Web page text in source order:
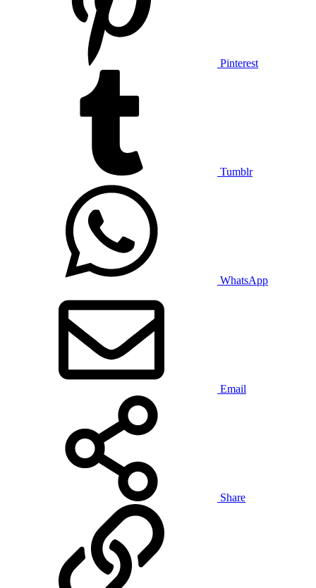
Pinterest
Tumblr
WhatsApp
Email
Share